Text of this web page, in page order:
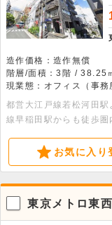
造作価格：造作無償
階層/面積：3階 / 38.25
現業態：オフィス（事務
都営大江戸線若松河田
線早稲田駅からも徒歩
お気に入り
東京メトロ東
物件